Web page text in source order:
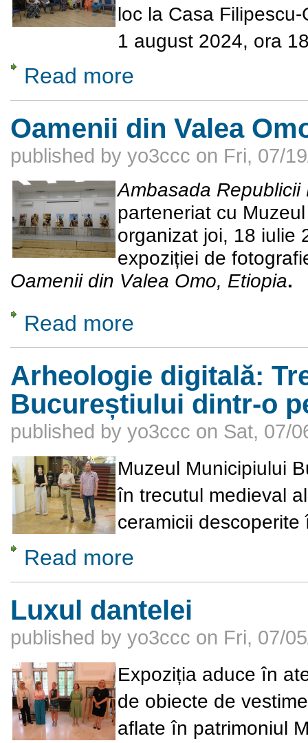
loc la Casa
1 august 2024, ora
Read more
Oamenii din Valea
published by yo3ccc on Fri, 07/
Ambasada
parteneriat cu
organizat joi, 18 iulie
expoziției de
Oamenii din Valea Omo, Etiopia.
Read more
Arheologie digitală:
Bucureștiului dintr-o
published by yo3ccc on Sat, 07/
Muzeul Municipiului
în trecutul medieval
ceramicii
Read more
Luxul dantelei
published by yo3ccc on Fri, 07/
Expoziția aduce în
de obiecte de
aflate în patrimoniul